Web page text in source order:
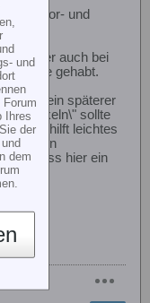
und
bisher auch bei
gehabt.
dass ein späterer
\"wackeln\" sollte
hilft leichtes
beiden
Fall, dass hier ein
...
und
Ihres
der
dem